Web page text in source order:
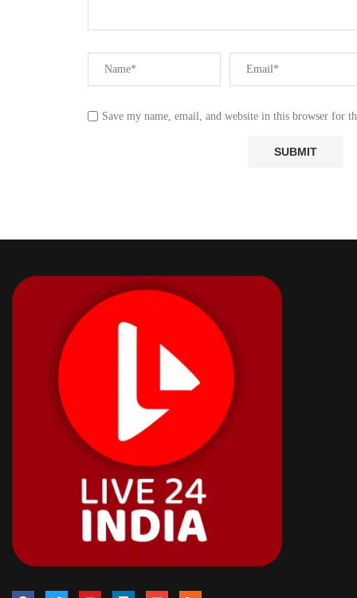
Save my name, email, and website in this browser for